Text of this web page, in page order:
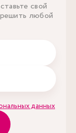
свой
любой
данных